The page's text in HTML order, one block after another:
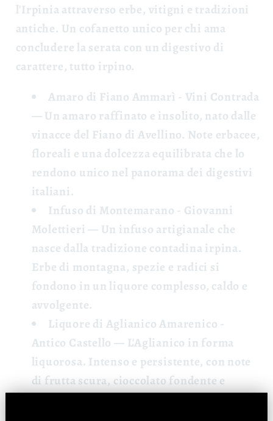
l'Irpinia attraverso erbe, vitigni e tradizioni
antiche. Un cofanetto unico per chi ama
concludere la serata con un digestivo di
carattere, tutto irpino.
Amaro di Fiano Ammarì - Vini Contrada
— Un amaro raffinato e insolito, nato dalle
vinacce del Fiano di Avellino. Note erbacee,
floreali e una dolcezza equilibrata che lo
rendono unico nel panorama dei digestivi
italiani.
Infuso di Montemarano - Giovanni
Molettieri— Un infuso artigianale che
nasce dalla tradizione contadina irpina.
Erbe di montagna, spezie e radici si
fondono in un liquore complesso, caldo e
avvolgente.
Liquore di Aglianico Amarenico -
Antico Castello — L'Aglianico in forma
liquorosa. Intenso e persistente, con note
di frutta scura, cioccolato fondente e